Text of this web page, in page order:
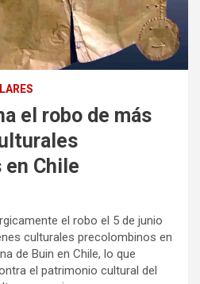
el robo de más
Chile
el robo el 5 de junio
culturales precolombinos en
de Buin en Chile, lo que
el patrimonio cultural del